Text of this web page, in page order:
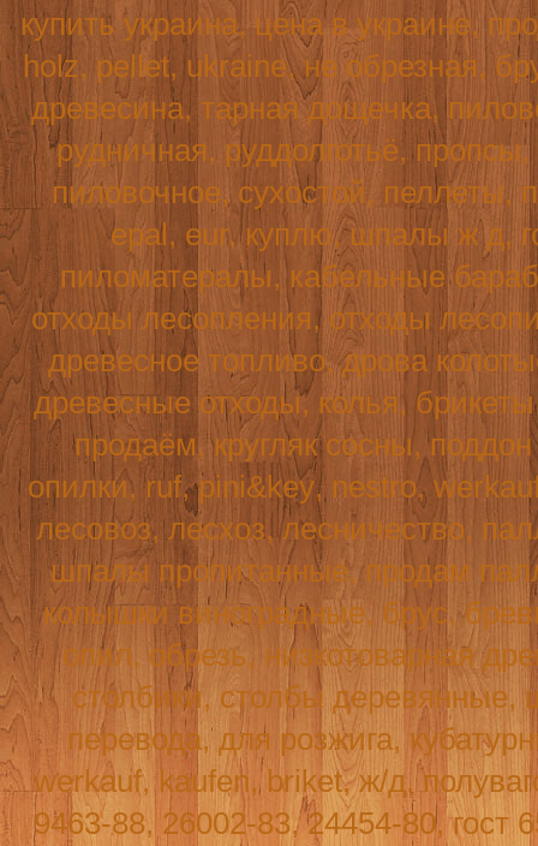
купить украина, цена в украине,
holz, pellet, ukraine, не обрезная,
древесина, тарная дощечка,
рудничная, руддолготьё,
пиловочное, сухостой, пеллеты,
epal, eur, куплю, шпалы ж д,
пиломатералы, кабельные
отходы лесопления, отходы
древесное топливо, дрова
древесные отходы, колья,
продаём, кругляк сосны,
опилки,ruf,pini&key, nestro,
лесовоз, лесхоз, лесничество,
шпалы пропитанные, продам
колышки виноградные, брус,
опил, обрезь, низкотоварная
столбики, столбы
перевода, для розжига,
werkauf, kaufen,briket, ж/д,
9463-88, 26002-83, 24454-80, гост